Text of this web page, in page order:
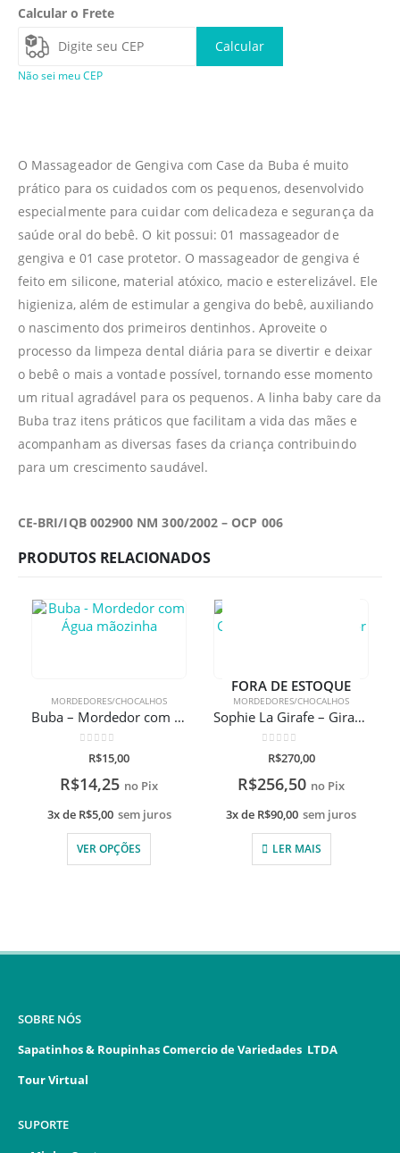
Calcular o Frete
Calcular
Não sei meu CEP
O Massageador de Gengiva com Case da Buba é muito
prático para os cuidados com os pequenos, desenvolvido
especialmente para cuidar com delicadeza e segurança da
saúde oral do bebê. O kit possui: 01 massageador de
gengiva e 01 case protetor. O massageador de gengiva é
feito em silicone, material atóxico, macio e esterelizável. Ele
higieniza, além de estimular a gengiva do bebê, auxiliando
o nascimento dos primeiros dentinhos. Aproveite o
processo da limpeza dental diária para se divertir e deixar
o bebê o mais a vontade possível, tornando esse momento
um ritual agradável para os pequenos. A linha baby care da
Buba traz itens práticos que facilitam a vida das mães e
acompanham as diversas fases da criança contribuindo
para um crescimento saudável.
CE-BRI/IQB 002900 NM 300/2002 – OCP 006
PRODUTOS RELACIONADOS
MORDEDORES/CHOCALHOS
Buba – Mordedor com Água mãozinha
de 5
R$15,00
R$14,25 no Pix
3x de R$5,00 sem juros
VER OPÇÕES
FORA DE ESTOQUE
MORDEDORES/CHOCALHOS
Sophie La Girafe – Girafa Sophie mordedor
de 5
R$270,00
R$256,50 no Pix
3x de R$90,00 sem juros
LER MAIS
SOBRE NÓS
Sapatinhos & Roupinhas Comercio de Variedades LTDA
Tour Virtual
SUPORTE